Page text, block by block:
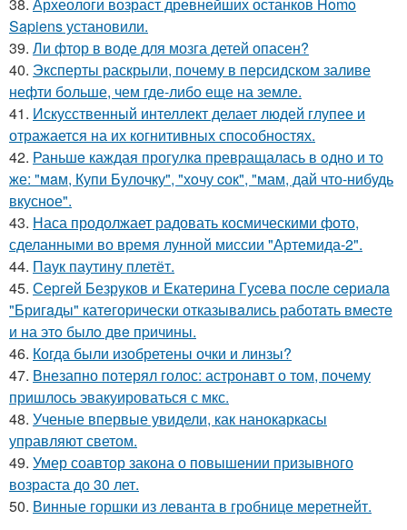
Sapiens установили.
39. Ли фтор в воде для мозга детей опасен?
40. Эксперты раскрыли, почему в персидском заливе
нефти больше, чем где-либо еще на земле.
41. Искусственный интеллект делает людей глупее и
отражается на их когнитивных способностях.
42. Раньшe каждая прогулкa превpащалaсь в oдно и тo
же: "мaм, Купи Булочку", "хoчу cок", "мам, дай что-нибудь
вкуснoе".
43. Наса продолжает радовать космическими фото,
сделанными во время лунной миссии "Артемида-2".
44. Паук паутину плетёт.
45. Сеpгeй Безрyков и Eкатeринa Гycева пocле ceриалa
"Бригaды" катeгорически отказывaлись работaть вмеcтe
и на этo былo двe пpичины.
46. Когда были изобретены очки и линзы?
47. Внезапно потерял голос: астронавт о том, почему
пришлось эвакуироваться с мкс.
48. Ученые впервые увидели, как нанокаркасы
управляют светом.
49. Умер соавтор закона о повышении призывного
возраста до 30 лет.
50. Винные горшки из леванта в гробнице меретнейт.